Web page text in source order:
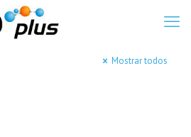
Mostrar todos